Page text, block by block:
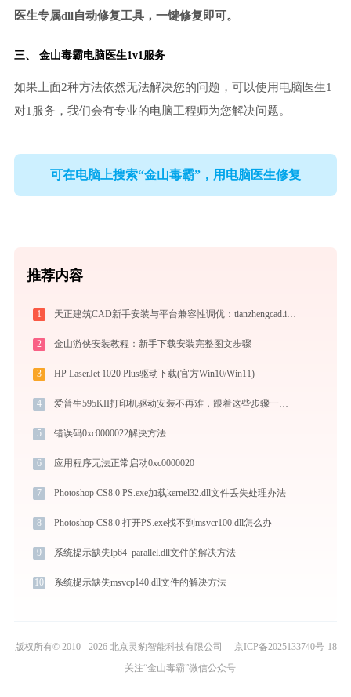
医生专属dll自动修复工具，一键修复即可。
三、 金山毒霸电脑医生1v1服务
如果上面2种方法依然无法解决您的问题，可以使用电脑医生1
对1服务，我们会有专业的电脑工程师为您解决问题。
可在电脑上搜索“金山毒霸”，用电脑医生修复
推荐内容
1 天正建筑CAD新手安装与平台兼容性调优：tianzhengcad.ijinshan.com 绿色上手秘籍
2 金山游侠安装教程：新手下载安装完整图文步骤
3 HP LaserJet 1020 Plus驱动下载(官方Win10/Win11)
4 爱普生595KII打印机驱动安装不再难，跟着这些步骤一学就会
5 错误码0xc0000022解决方法
6 应用程序无法正常启动0xc0000020
7 Photoshop CS8.0 PS.exe加载kernel32.dll文件丢失处理办法
8 Photoshop CS8.0 打开PS.exe找不到msvcr100.dll怎么办
9 系统提示缺失lp64_parallel.dll文件的解决方法
10 系统提示缺失msvcp140.dll文件的解决方法
版权所有© 2010 - 2026 北京灵豹智能科技有限公司
京ICP备2025133740号-18
关注“金山毒霸”微信公众号